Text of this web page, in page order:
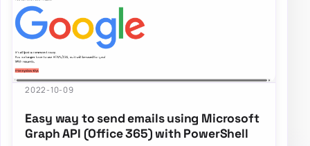
2022-10-09
Easy way to send emails using Microsoft
Graph API (Office 365) with PowerShell